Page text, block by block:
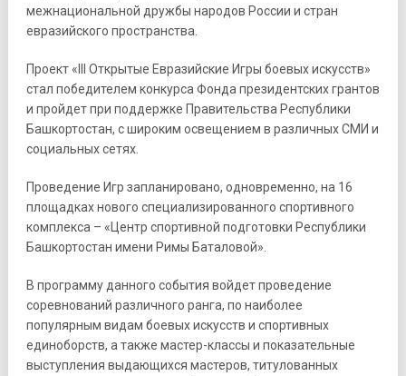
межнациональной дружбы народов России и стран
евразийского пространства.
Проект «III Открытые Евразийские Игры боевых искусств»
стал победителем конкурса Фонда президентских грантов
и пройдет при поддержке Правительства Республики
Башкортостан, с широким освещением в различных СМИ и
социальных сетях.
Проведение Игр запланировано, одновременно, на 16
площадках нового специализированного спортивного
комплекса – «Центр спортивной подготовки Республики
Башкортостан имени Римы Баталовой».
В программу данного события войдет проведение
соревнований различного ранга, по наиболее
популярным видам боевых искусств и спортивных
единоборств, а также мастер-классы и показательные
выступления выдающихся мастеров, титулованных